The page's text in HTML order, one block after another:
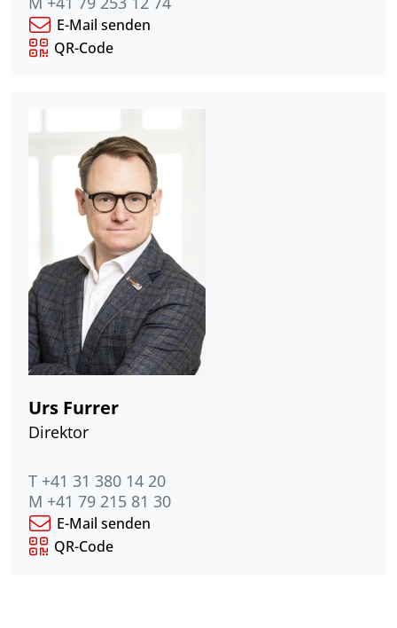
E-Mail senden
QR-Code
Urs Furrer
Direktor
T +41 31 380 14 20
M +41 79 215 81 30
E-Mail senden
QR-Code